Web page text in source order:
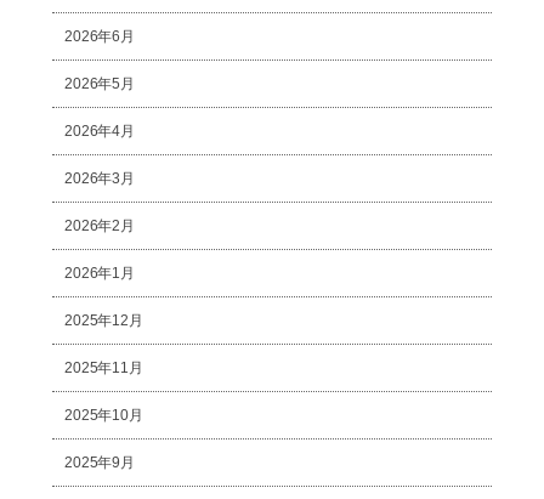
2026年6月
2026年5月
2026年4月
2026年3月
2026年2月
2026年1月
2025年12月
2025年11月
2025年10月
2025年9月